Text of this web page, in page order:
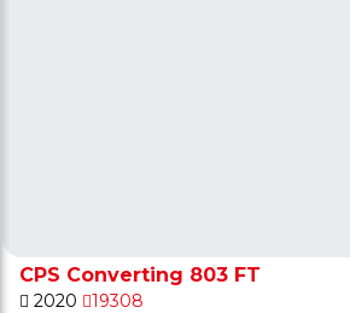
CPS Converting 803 FT
2020 19308